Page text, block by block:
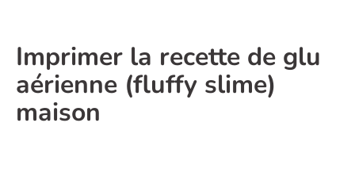
Imprimer la recette de glu
aérienne (fluffy slime)
maison